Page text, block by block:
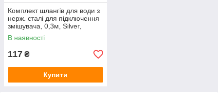
Комплект шлангів для води з
нерж. сталі для підключення
змішувача, 0,3м, Silver,
Blister-box
В наявності
117 ₴
Купити